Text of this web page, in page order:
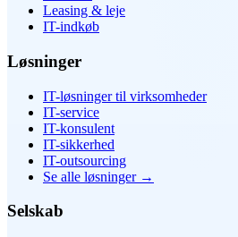
Leasing & leje
IT-indkøb
Løsninger
IT-løsninger til virksomheder
IT-service
IT-konsulent
IT-sikkerhed
IT-outsourcing
Se alle løsninger→
Selskab